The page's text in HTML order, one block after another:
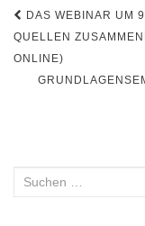
DAS WEBINAR UM
QUELLEN
ONLINE)
Suchen